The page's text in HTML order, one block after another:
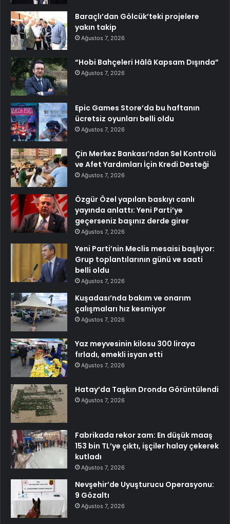
Baraçlı’dan Gölcük’teki projelere
yakın takip
Ağustos 7, 2026
“Hobi Bahçeleri Hâlâ Kapsam Dışında”
Ağustos 7, 2026
Epic Games Store’da bu haftanın
ücretsiz oyunları belli oldu
Ağustos 7, 2026
Çin Merkez Bankası’ndan Sel Kontrolü
ve Afet Yardımları İçin Kredi Desteği
Ağustos 7, 2026
Özgür Özel yapılan baskıyı canlı
yayında anlattı: Yeni Parti’ye
geçerseniz başınız derde girer
Ağustos 7, 2026
Yeni Parti’nin Meclis mesaisi başlıyor:
Grup toplantılarının günü ve saati
belli oldu
Ağustos 7, 2026
Kuşadası’nda bakım ve onarım
çalışmaları hız kesmiyor
Ağustos 7, 2026
Yaz meyvesinin kilosu 300 liraya
fırladı, emekli isyan etti
Ağustos 7, 2026
Hatay’da Taşkın Dronda Görüntülendi
Ağustos 7, 2026
Fabrikada rekor zam: En düşük maaş
153 bin TL’ye çıktı, işçiler halay çekerek
kutladı
Ağustos 7, 2026
Nevşehir’de Uyuşturucu Operasyonu:
9 Gözaltı
Ağustos 7, 2026